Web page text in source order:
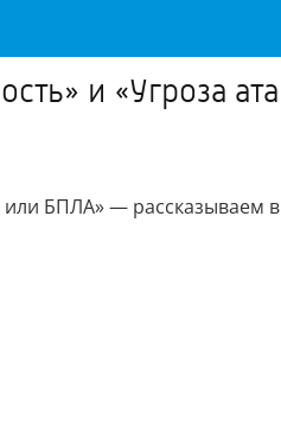
и «Угроза
БПЛА» — рассказываем